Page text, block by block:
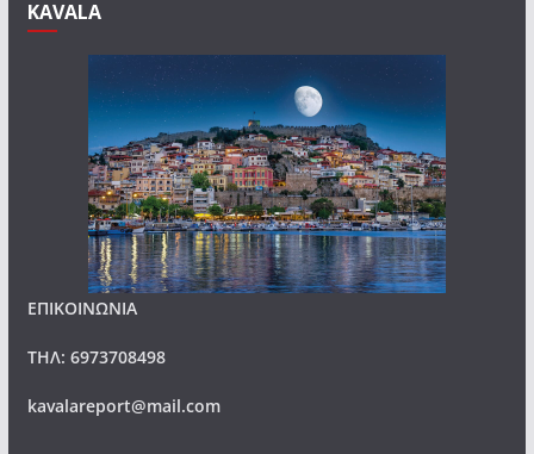
KAVALA
ΕΠΙΚΟΙΝΩΝΙΑ
ΤΗΛ: 6973708498
kavalareport@mail.com